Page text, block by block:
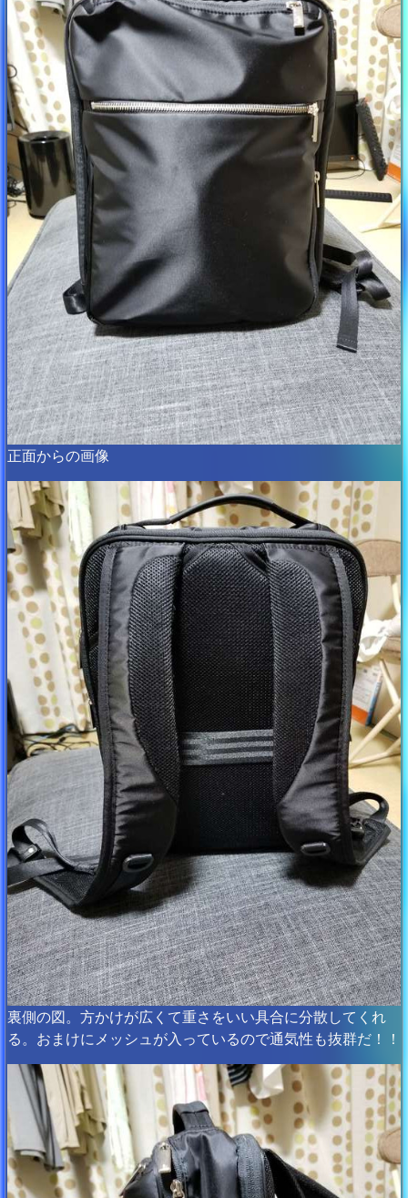
正面からの画像
裏側の図。方かけが広くて重さをいい具合に分散してくれ
る。おまけにメッシュが入っているので通気性も抜群だ！！